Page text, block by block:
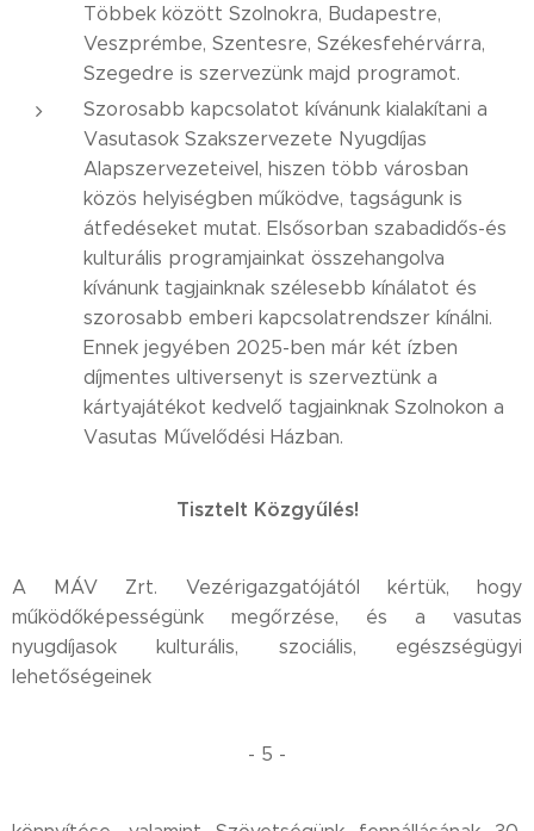
Többek között Szolnokra, Budapestre,
Veszprémbe, Szentesre, Székesfehérvárra,
Szegedre is szervezünk majd programot.
Szorosabb kapcsolatot kívánunk kialakítani a
Vasutasok Szakszervezete Nyugdíjas
Alapszervezeteivel, hiszen több városban
közös helyiségben működve, tagságunk is
átfedéseket mutat. Elsősorban szabadidős-és
kulturális programjainkat összehangolva
kívánunk tagjainknak szélesebb kínálatot és
szorosabb emberi kapcsolatrendszer kínálni.
Ennek jegyében 2025-ben már két ízben
díjmentes ultiversenyt is szerveztünk a
kártyajátékot kedvelő tagjainknak Szolnokon a
Vasutas Művelődési Házban.
Tisztelt Közgyűlés!
A MÁV Zrt. Vezérigazgatójától kértük, hogy
működőképességünk megőrzése, és a vasutas
nyugdíjasok kulturális, szociális, egészségügyi
lehetőségeinek
- 5 -